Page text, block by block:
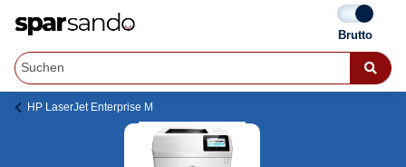
HP LaserJet Enterprise M
HP LaserJet Enterprise M 605 Series